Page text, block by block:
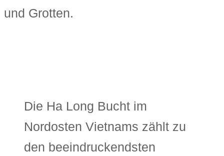
und Grotten.
Die Ha Long Bucht im
Nordosten Vietnams zählt zu
den beeindruckendsten